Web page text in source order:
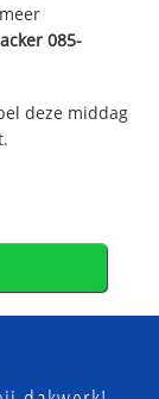
085-
deze middag